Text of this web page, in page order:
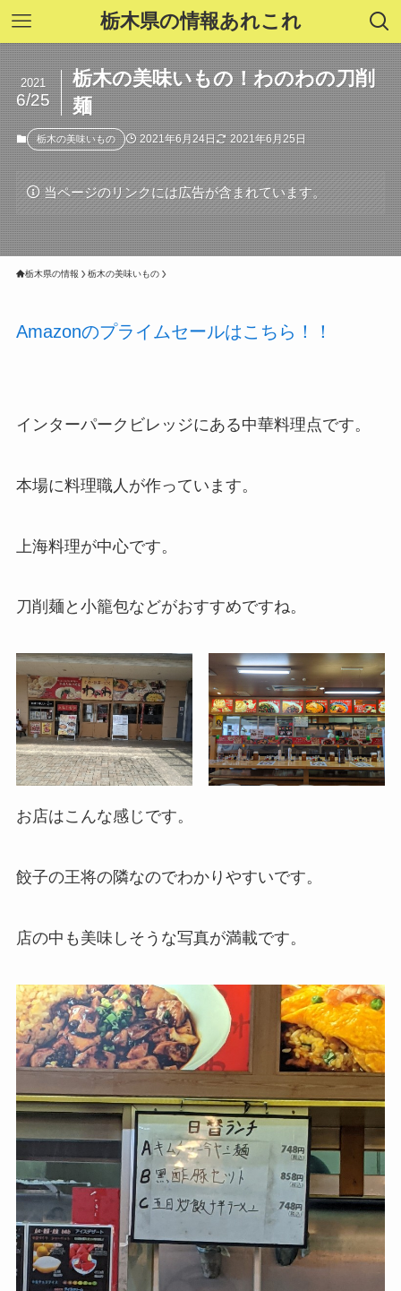
栃木県の情報あれこれ
栃木の美味いもの！わのわの刀削
麺
2021
6/25
栃木の美味いもの 2021年6月24日 2021年6月25日
当ページのリンクには広告が含まれています。
栃木県の情報 栃木の美味いもの
Amazonのプライムセールはこちら！！
インターパークビレッジにある中華料理点です。
本場に料理職人が作っています。
上海料理が中心です。
刀削麺と小籠包などがおすすめですね。
お店はこんな感じです。
餃子の王将の隣なのでわかりやすいです。
店の中も美味しそうな写真が満載です。